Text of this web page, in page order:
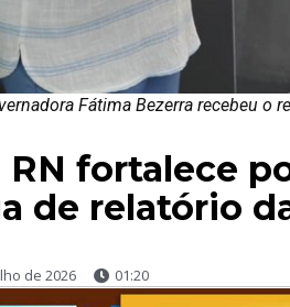
Fátima Bezerra recebeu o
RN fortalece
de relatório
de 2026 01:20